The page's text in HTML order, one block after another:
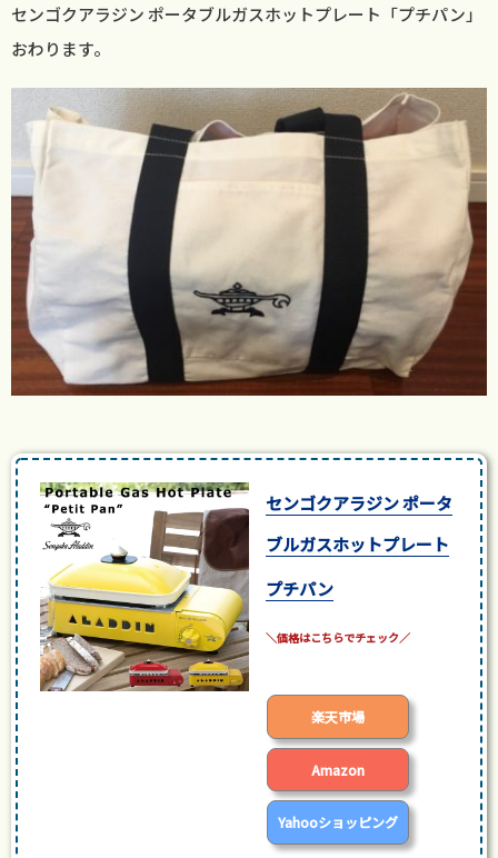
センゴクアラジン ポータブルガスホットプレート「プチパン」
おわります。
センゴクアラジン ポータ
ブルガスホットプレート
プチパン
楽天市場
Amazon
Yahooショッピング